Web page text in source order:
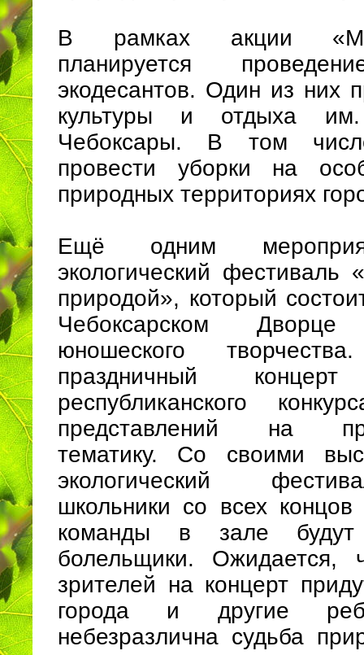
В рамках акции
планируется
экодесантов. Один из них
культуры и отдыха
Чебоксары. В том
провести уборки на
природных территориях
Ещё одним
экологический фестиваль
природой», который
Чебоксарском
юношеского
праздничный
республиканского
представлений на
тематику. Со своими
экологический
школьники со всех
команды в зале будут
болельщики. Ожидается,
зрителей на концерт
города и другие
небезразлична судьба